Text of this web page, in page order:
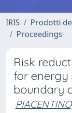
IRIS Prodotti
Proceedings
Risk
for energy
boundary